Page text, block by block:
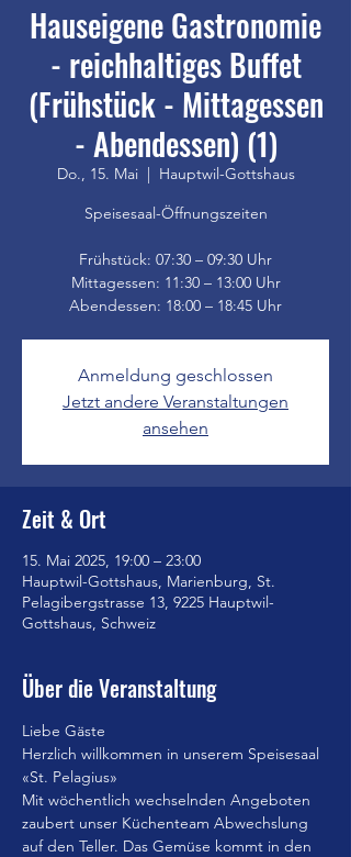
Hauseigene Gastronomie
- reichhaltiges Buffet
(Frühstück - Mittagessen
- Abendessen) (1)
Do., 15. Mai
  |
Hauptwil-Gottshaus
Speisesaal-Öffnungszeiten
Frühstück: 07:30 – 09:30 Uhr
Mittagessen: 11:30 – 13:00 Uhr
Anmeldung geschlossen
Jetzt andere Veranstaltungen
ansehen
Zeit & Ort
15. Mai 2025, 19:00 – 23:00
Hauptwil-Gottshaus, Marienburg, St.
Pelagibergstrasse 13, 9225 Hauptwil-
Gottshaus, Schweiz
Über die Veranstaltung
Liebe Gäste
Herzlich willkommen in unserem Speisesaal
«St. Pelagius»
Mit wöchentlich wechselnden Angeboten
zaubert unser Küchenteam Abwechslung
auf den Teller. Das Gemüse kommt in den